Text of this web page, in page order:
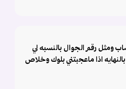
ومثل رقم الجوال بالنسبه لي
اذا ماعجبتني بلوك وخلاص